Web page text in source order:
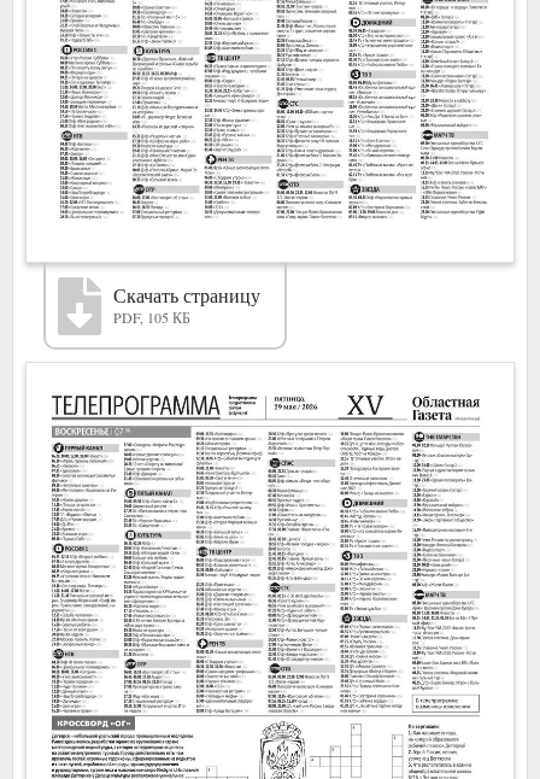
Скачать страницу
PDF, 105 КБ